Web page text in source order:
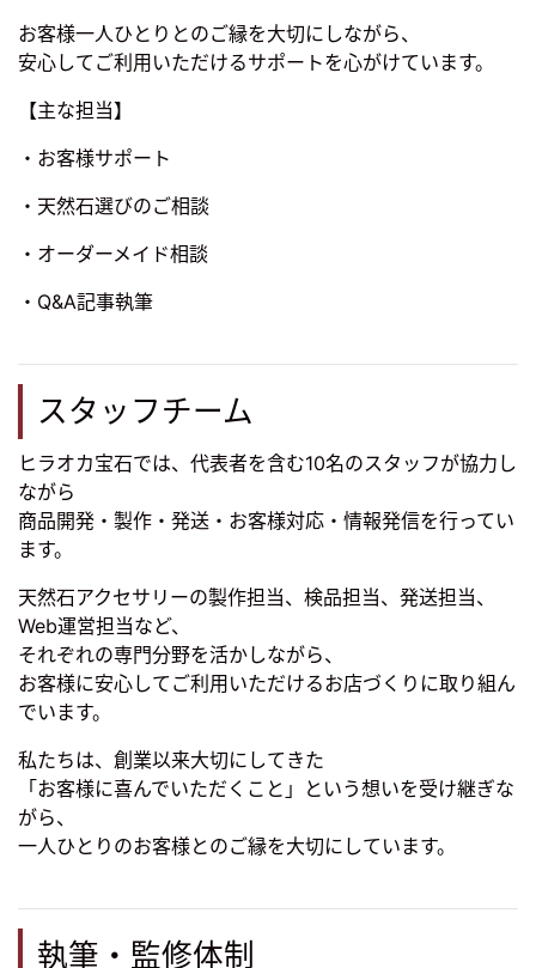
お客様一人ひとりとのご縁を大切にしながら、
安心してご利用いただけるサポートを心がけています。
【主な担当】
・お客様サポート
・天然石選びのご相談
・オーダーメイド相談
・Q&A記事執筆
スタッフチーム
ヒラオカ宝石では、代表者を含む10名のスタッフが協力し
ながら
商品開発・製作・発送・お客様対応・情報発信を行ってい
ます。
天然石アクセサリーの製作担当、検品担当、発送担当、
Web運営担当など、
それぞれの専門分野を活かしながら、
お客様に安心してご利用いただけるお店づくりに取り組ん
でいます。
私たちは、創業以来大切にしてきた
「お客様に喜んでいただくこと」という想いを受け継ぎな
がら、
一人ひとりのお客様とのご縁を大切にしています。
執筆・監修体制